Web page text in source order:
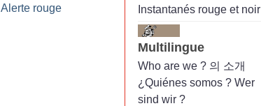
Alerte rouge
Instantanés rouge et noir
Multilingue
Who are we ? 의 소개
¿Quiénes somos ? Wer
sind wir ?